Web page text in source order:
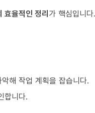
효율적인 정리가 핵심입니다.
해 작업 계획을 잡습니다.
합니다.